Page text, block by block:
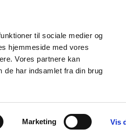
til sociale medier og
hjemmeside med vores
Vores partnere kan
de har indsamlet fra din brug
Marketing Vis